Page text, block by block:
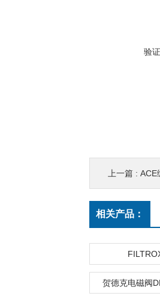
验
上一篇 : ACE
相关产品：
贺德克电磁阀